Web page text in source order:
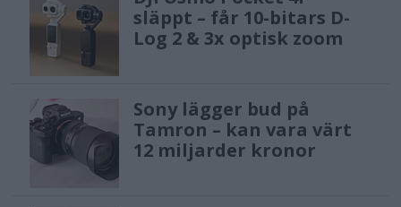
släppt – får 10-bitars D-
Log 2 & 3x optisk zoom
Sony lägger bud på
Tamron – kan vara värt
12 miljarder kronor